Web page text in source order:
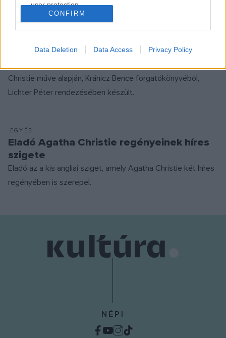
user protection.
CONFIRM
Data Deletion Data Access Privacy Policy
Mácsai Pállal a főszerepben tettek
Poirot-filmet
Christie műve alapján, Kránicz Bence forgatókönyvéből,
Lichter Péter rendezésében készült.
EGYÉB
Eladó Agatha Christie regényeinek híres
szigete
Eladó az a kis angliai sziget, amely Agatha Christie két híres
regényében is szerepel.
NÉPI